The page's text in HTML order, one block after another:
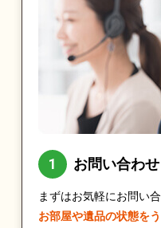
お問い合わせ
まずはお気軽にお問い
お部屋や遺品の状態を